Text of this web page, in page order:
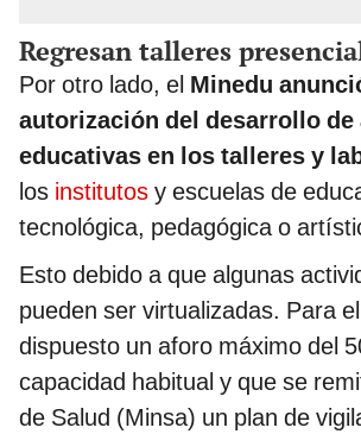
Regresan talleres
Por otro lado, el Minedu
autorización del desarrollo
educativas en los talleres y
los institutos y escuelas de
tecnológica, pedagógica o
Esto debido a que algunas
pueden ser virtualizadas. Para
dispuesto un aforo máximo del
capacidad habitual y que se
de Salud (Minsa) un plan de